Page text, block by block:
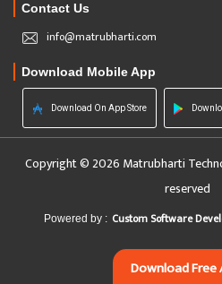
Contact Us
info@matrubharti.com
Download Mobile App
Download On App Store
Copyright © 2026 Matrubharti
reserved
Powered by : Custom Software
Download Free